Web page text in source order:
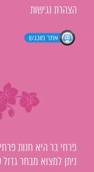
הצהרת נגישות
פרחי בר היא חנות
ניתן למצוא מבחר